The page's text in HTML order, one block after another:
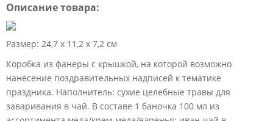
Описание товара:
Размер: 24,7 х 11,2 х 7,2 см
Коробка из фанеры с крышкой, на которой возможно
нанесение поздравительных надписей к тематике
праздника. Наполнитель: сухие целебные травы для
заваривания в чай. В составе 1 баночка 100 мл из